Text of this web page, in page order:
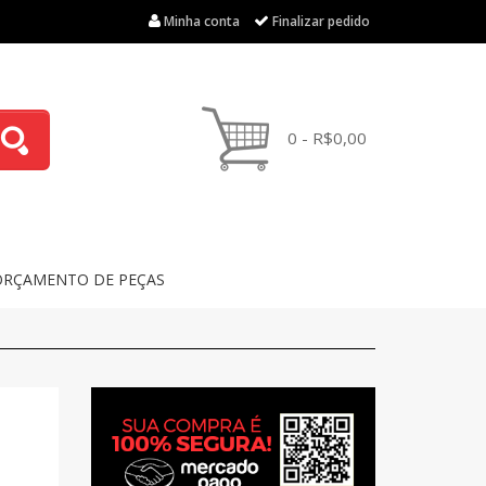
Minha conta Finalizar pedido
0 - R$0,00
DE PEÇAS